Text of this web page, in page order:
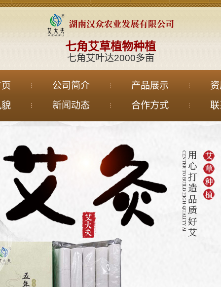
七角艾草植物种植
七角艾叶达2000多亩
公司简介 产品展示
新闻动态 合作方式